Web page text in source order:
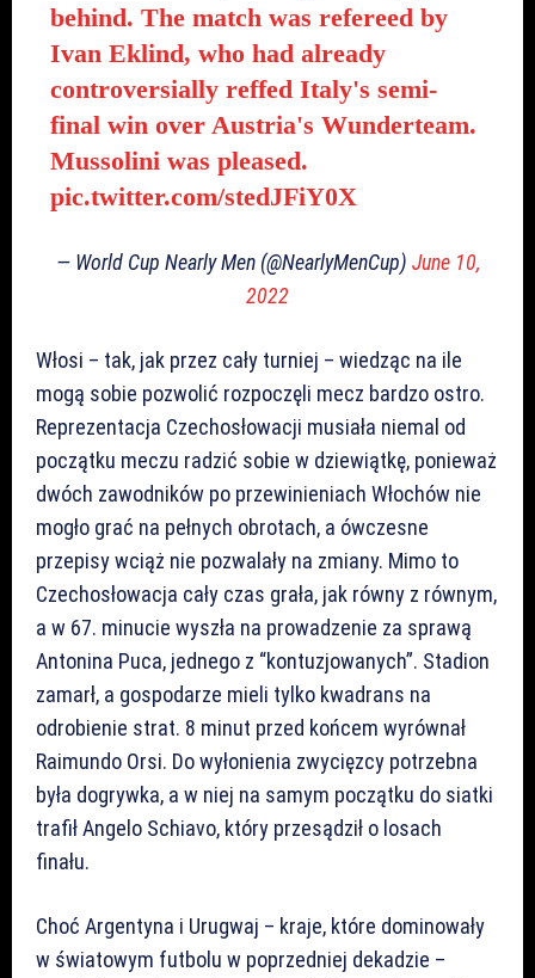
behind. The match was refereed by
Ivan Eklind, who had already
controversially reffed Italy's semi-
final win over Austria's Wunderteam.
Mussolini was pleased.
pic.twitter.com/stedJFiY0X
— World Cup Nearly Men (@NearlyMenCup) June 10,
2022
Włosi – tak, jak przez cały turniej – wiedząc na ile
mogą sobie pozwolić rozpoczęli mecz bardzo ostro.
Reprezentacja Czechosłowacji musiała niemal od
początku meczu radzić sobie w dziewiątkę, ponieważ
dwóch zawodników po przewinieniach Włochów nie
mogło grać na pełnych obrotach, a ówczesne
przepisy wciąż nie pozwalały na zmiany. Mimo to
Czechosłowacja cały czas grała, jak równy z równym,
a w 67. minucie wyszła na prowadzenie za sprawą
Antonina Puca, jednego z “kontuzjowanych”. Stadion
zamarł, a gospodarze mieli tylko kwadrans na
odrobienie strat. 8 minut przed końcem wyrównał
Raimundo Orsi. Do wyłonienia zwycięzcy potrzebna
była dogrywka, a w niej na samym początku do siatki
trafił Angelo Schiavo, który przesądził o losach
finału.
Choć Argentyna i Urugwaj – kraje, które dominowały
w światowym futbolu w poprzedniej dekadzie –